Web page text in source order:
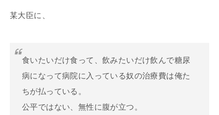
某大臣に、
食いたいだけ食って、飲みたいだけ飲んで糖尿
病になって病院に入っている奴の治療費は俺た
ちが払っている。
公平ではない、無性に腹が立つ。